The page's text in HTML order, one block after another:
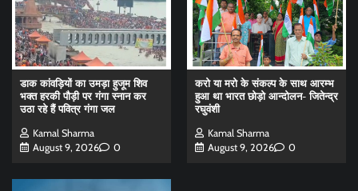
डाक कांवड़ियों का उमड़ा हुजूम शिव
भक्त हरकी पौड़ी पर गंगा स्नान कर
उठा रहे हैं पवित्र गंगा जल
Kamal Sharma
August 9, 2026
0
करो या मरो के संकल्प के साथ आरम्भ
हुआ था भारत छोड़ो आन्दोलन- जितेन्द्र
रघुवंशी
Kamal Sharma
August 9, 2026
0